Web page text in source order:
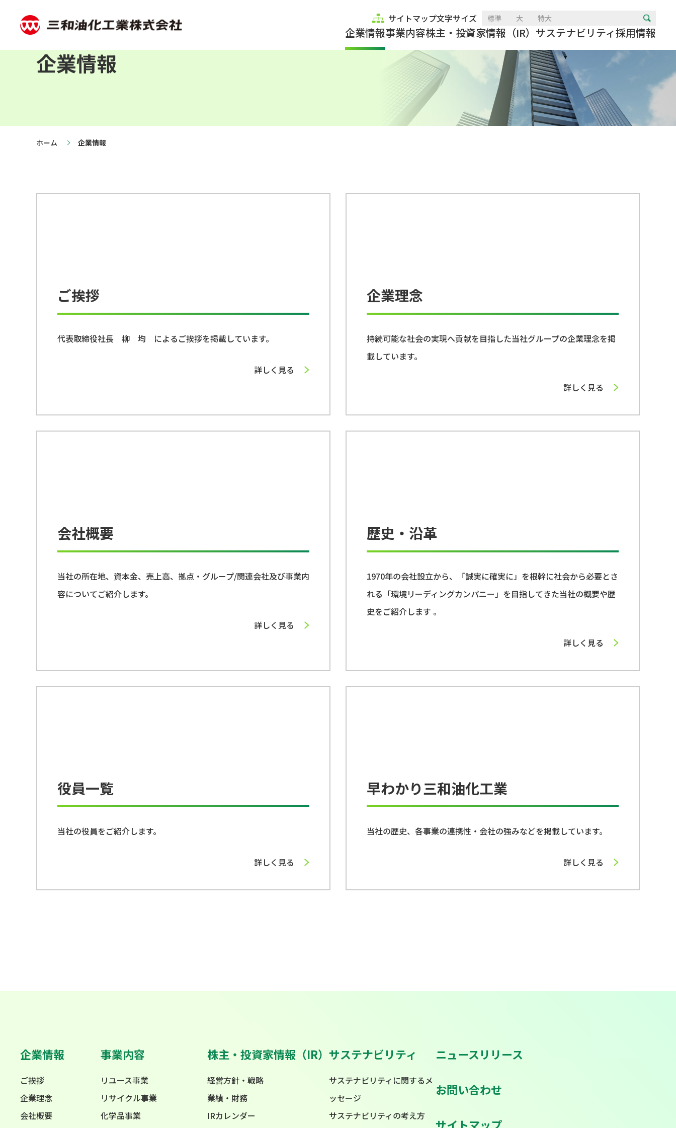
サイトマップ文字サイズ 標準 大 特大
企業情報事業内容株主・投資家情報（IR） サステナビリティ採用情報
企業情報
ホーム 企業情報
ご挨拶
代表取締役社長 柳 均 によるご挨拶を掲載しています。
詳しく見る
企業理念
持続可能な社会の実現へ貢献を目指した当社グループの企業理念を掲
載しています。
詳しく見る
会社概要
当社の所在地、資本金、売上高、拠点・グループ/関連会社及び事業内
容についてご紹介します。
詳しく見る
歴史・沿革
1970年の会社設立から、「誠実に確実に」を根幹に社会から必要とさ
れる「環境リーディングカンパニー」を目指してきた当社の概要や歴
史をご紹介します 。
詳しく見る
役員一覧
当社の役員をご紹介します。
詳しく見る
早わかり三和油化工業
当社の歴史、各事業の連携性・会社の強みなどを掲載しています。
詳しく見る
企業情報
ご挨拶
企業理念
会社概要
事業内容
リユース事業
リサイクル事業
化学品事業
株主・投資家情報（IR）
経営方針・戦略
業績・財務
IRカレンダー
サステナビリティ
サステナビリティに関するメ
ッセージ
サステナビリティの考え方
ニュースリリース
お問い合わせ
サイトマップ